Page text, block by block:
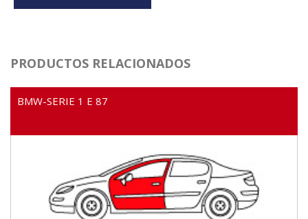
PRODUCTOS RELACIONADOS
BMW-SERIE 1 E 87